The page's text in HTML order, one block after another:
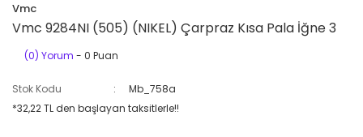
Vmc
Vmc 9284NI (505) (NIKEL) Çarpraz Kısa Pala İğne 3
(0) Yorum - 0 Puan
Stok Kodu
Mb_758a
*32,22 TL den başlayan taksitlerle!!